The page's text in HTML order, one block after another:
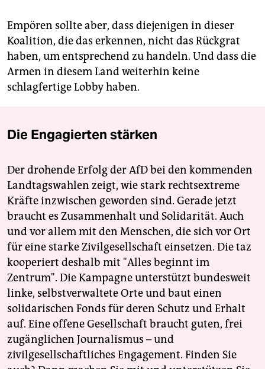
Empören sollte aber, dass diejenigen in dieser
Koalition, die das erkennen, nicht das Rückgrat
haben, um entsprechend zu handeln. Und dass die
Armen in diesem Land weiterhin keine
schlagfertige Lobby haben.
Die Engagierten stärken
Der drohende Erfolg der AfD bei den kommenden
Landtagswahlen zeigt, wie stark rechtsextreme
Kräfte inzwischen geworden sind. Gerade jetzt
braucht es Zusammenhalt und Solidarität. Auch
und vor allem mit den Menschen, die sich vor Ort
für eine starke Zivilgesellschaft einsetzen. Die taz
kooperiert deshalb mit "Alles beginnt im
Zentrum". Die Kampagne unterstützt bundesweit
linke, selbstverwaltete Orte und baut einen
solidarischen Fonds für deren Schutz und Erhalt
auf. Eine offene Gesellschaft braucht guten, frei
zugänglichen Journalismus – und
zivilgesellschaftliches Engagement. Finden Sie